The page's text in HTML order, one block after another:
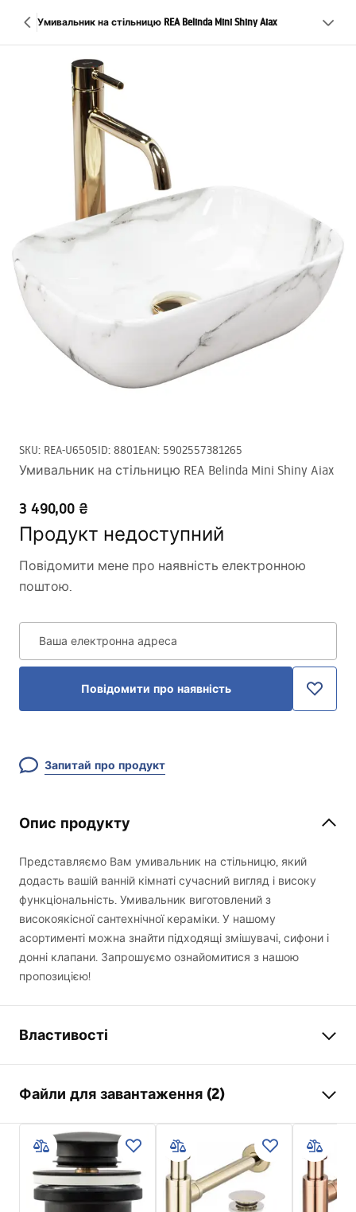
Умивальник на стільницю REA Belinda Mini Shiny Aiax
SKU: REA-U6505ID: 8801EAN: 5902557381265
Умивальник на стільницю REA Belinda Mini Shiny Aiax
3 490,00 ₴
Продукт недоступний
Повідомити мене про наявність електронною
поштою.
Ваша електронна адреса
Повідомити про наявність
Запитай про продукт
Опис продукту
Представляємо Вам умивальник на стільницю, який
додасть вашій ванній кімнаті сучасний вигляд і високу
функціональність. Умивальник виготовлений з
високоякісної сантехнічної кераміки. У нашому
асортименті можна знайти підходящі змішувачі, сифони і
донні клапани. Запрошуємо ознайомитися з нашою
пропозицією!
Властивості
Матеріал
Санітарна кераміка
Колір
Імітація каменю
Оздоблення
Глянцевий
Довжина
360мм
Ширина
250
Файли для завантаження (2)
Інструкція з монтажу
Basin.pdf